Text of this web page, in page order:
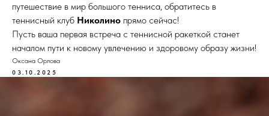
путешествие в мир большого тенниса, обратитесь в
теннисный клуб Николино прямо сейчас!
Пусть ваша первая встреча с теннисной ракеткой станет
началом пути к новому увлечению и здоровому образу жизни!
Оксана Орлова
03.10.2025